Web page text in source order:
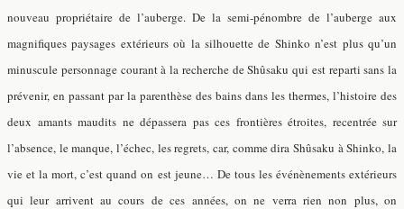
nouveau propriétaire de l’auberge. De la semi-pénombre de l’auberge aux
magnifiques paysages extérieurs où la silhouette de Shinko n’est plus qu’un
minuscule personnage courant à la recherche de Shûsaku qui est reparti sans la
prévenir, en passant par la parenthèse des bains dans les thermes, l’histoire des
deux amants maudits ne dépassera pas ces frontières étroites, recentrée sur
l’absence, le manque, l’échec, les regrets, car, comme dira Shûsaku à Shinko, la
vie et la mort, c’est quand on est jeune… De tous les événènements extérieurs
qui leur arrivent au cours de ces années, on ne verra rien non plus, on